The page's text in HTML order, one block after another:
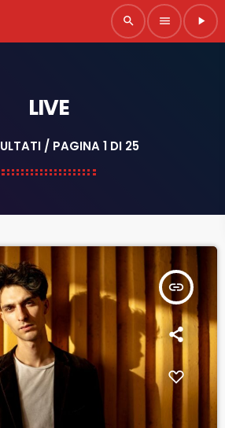
search menu play_arrow
LIVE
/ PAGINA 1 DI 25
insert_link